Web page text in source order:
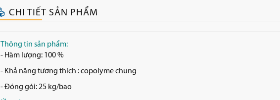
CHI TIẾT SẢN PHẨM
Thông tin sản phẩm:
- Hàm lượng: 100 %
- Khả năng tương thích : copolyme chung
- Đóng gói: 25 kg/bao